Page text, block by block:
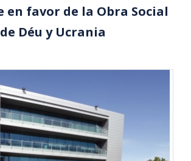
en favor de la Obra Social
Déu y Ucrania